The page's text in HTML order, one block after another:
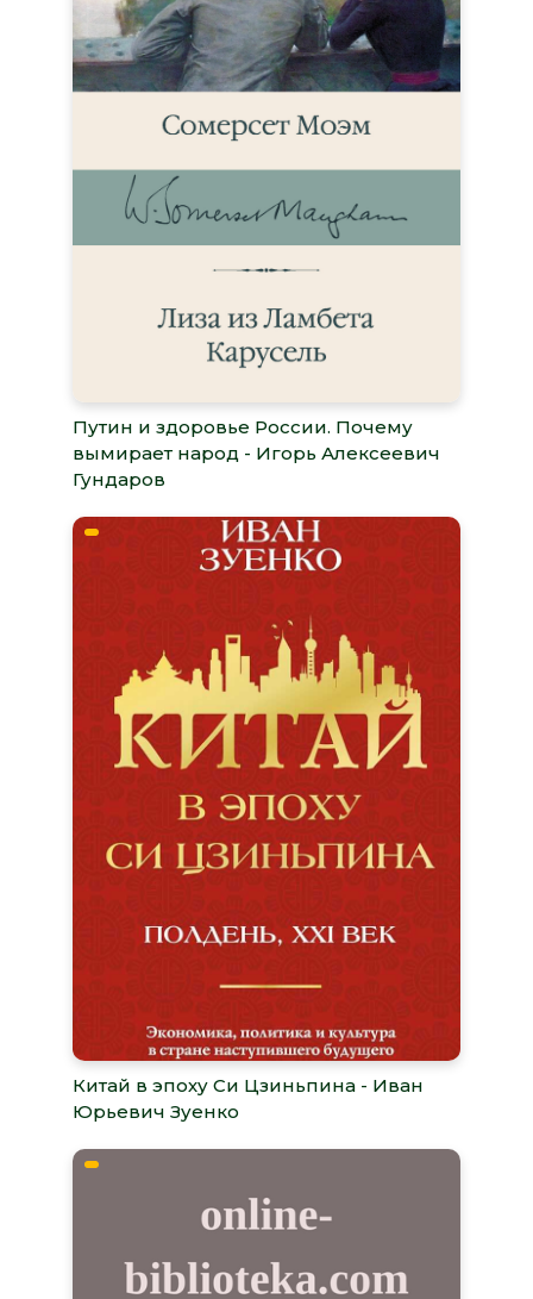
Путин и здоровье России. Почему
вымирает народ - Игорь Алексеевич
Гундаров
Китай в эпоху Си Цзиньпина - Иван
Юрьевич Зуенко